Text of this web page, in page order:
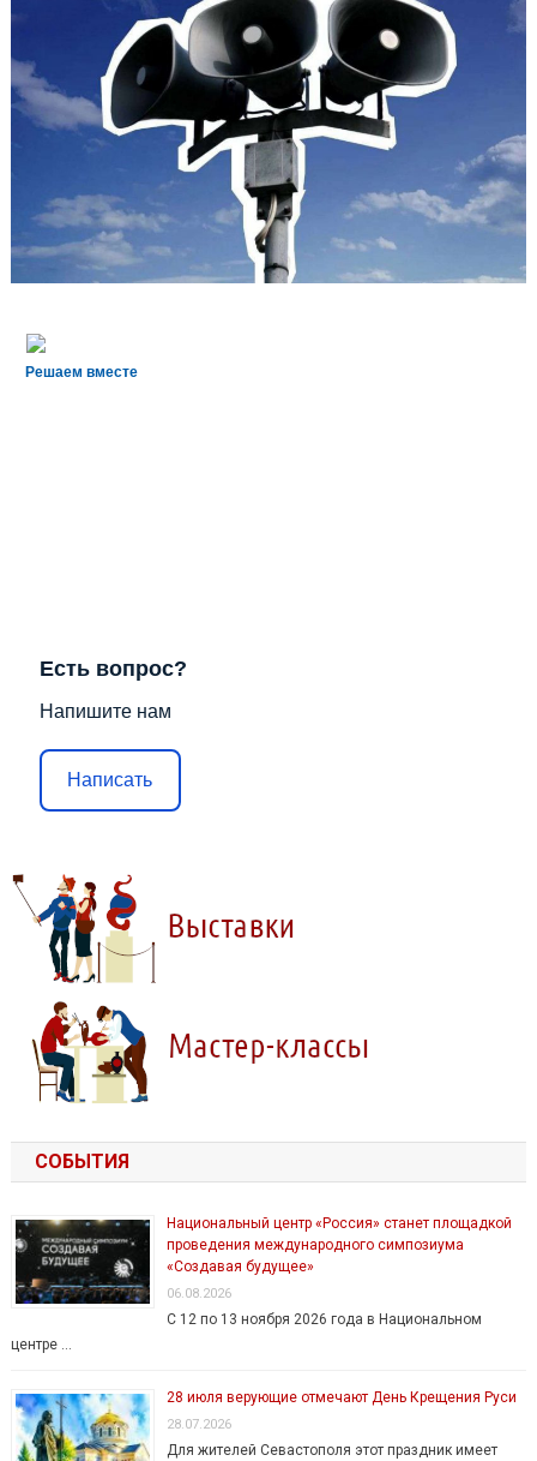
Решаем вместе
Есть вопрос?
Напишите нам
Написать
СОБЫТИЯ
Национальный центр «Россия» станет площадкой
проведения международного симпозиума
«Создавая будущее»
06.08.2026
С 12 по 13 ноября 2026 года в Национальном
центре …
28 июля верующие отмечают День Крещения Руси
28.07.2026
Для жителей Севастополя этот праздник имеет